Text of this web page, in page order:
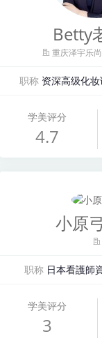
Betty
重庆泽宇乐
职称 资深高级化
学美评分
4.7
小原
职称 日本看護師
学美评分
3